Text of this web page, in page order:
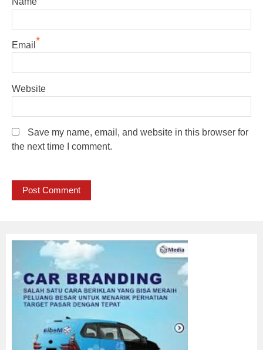
Email *
Website
Save my name, email, and website in this browser for
the next time I comment.